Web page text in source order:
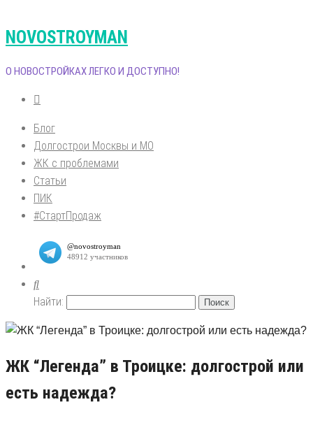
NOVOSTROYMAN
О НОВОСТРОЙКАХ ЛЕГКО И ДОСТУПНО!
Блог
Долгострои Москвы и МО
ЖК с проблемами
Статьи
ПИК
#СтартПродаж
Найти:
ЖК “Легенда” в Троицке: долгострой или
есть надежда?